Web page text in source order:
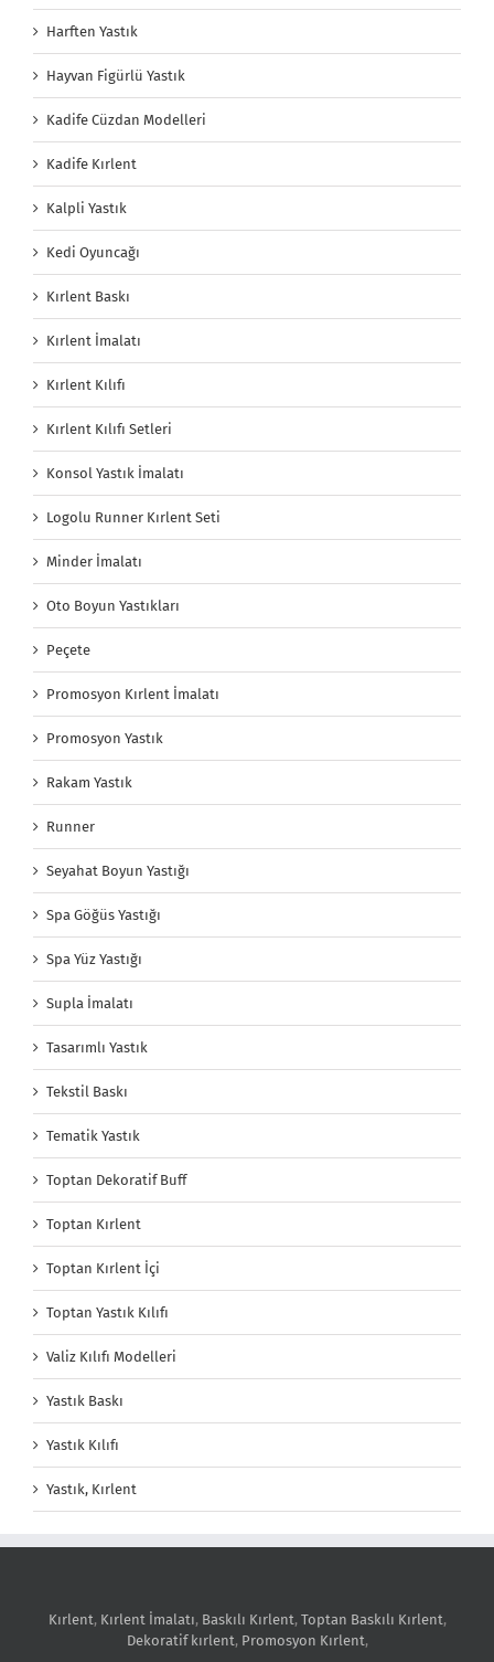
Harften Yastık
Hayvan Figürlü Yastık
Kadife Cüzdan Modelleri
Kadife Kırlent
Kalpli Yastık
Kedi Oyuncağı
Kırlent Baskı
Kırlent İmalatı
Kırlent Kılıfı
Kırlent Kılıfı Setleri
Konsol Yastık İmalatı
Logolu Runner Kırlent Seti
Minder İmalatı
Oto Boyun Yastıkları
Peçete
Promosyon Kırlent İmalatı
Promosyon Yastık
Rakam Yastık
Runner
Seyahat Boyun Yastığı
Spa Göğüs Yastığı
Spa Yüz Yastığı
Supla İmalatı
Tasarımlı Yastık
Tekstil Baskı
Tematik Yastık
Toptan Dekoratif Buff
Toptan Kırlent
Toptan Kırlent İçi
Toptan Yastık Kılıfı
Valiz Kılıfı Modelleri
Yastık Baskı
Yastık Kılıfı
Yastık, Kırlent
Kırlent, Kırlent İmalatı, Baskılı Kırlent, Toptan Baskılı Kırlent,
Dekoratif kırlent, Promosyon Kırlent,